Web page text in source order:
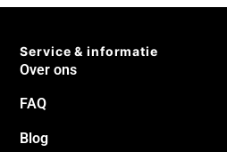
Service & informatie
Over ons
FAQ
Blog